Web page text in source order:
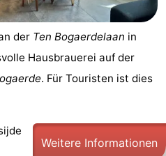
der Ten Bogaerdelaan in
Hausbrauerei auf der
. Für Touristen ist dies
Weitere Informationen